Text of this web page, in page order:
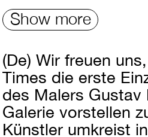
Show more
(De) Wir freuen
Times die erste
des Malers Gustav
Galerie vorstellen
Künstler umkreist